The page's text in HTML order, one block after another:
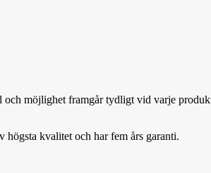
l och möjlighet framgår tydligt vid varje
högsta kvalitet och har fem års garanti.